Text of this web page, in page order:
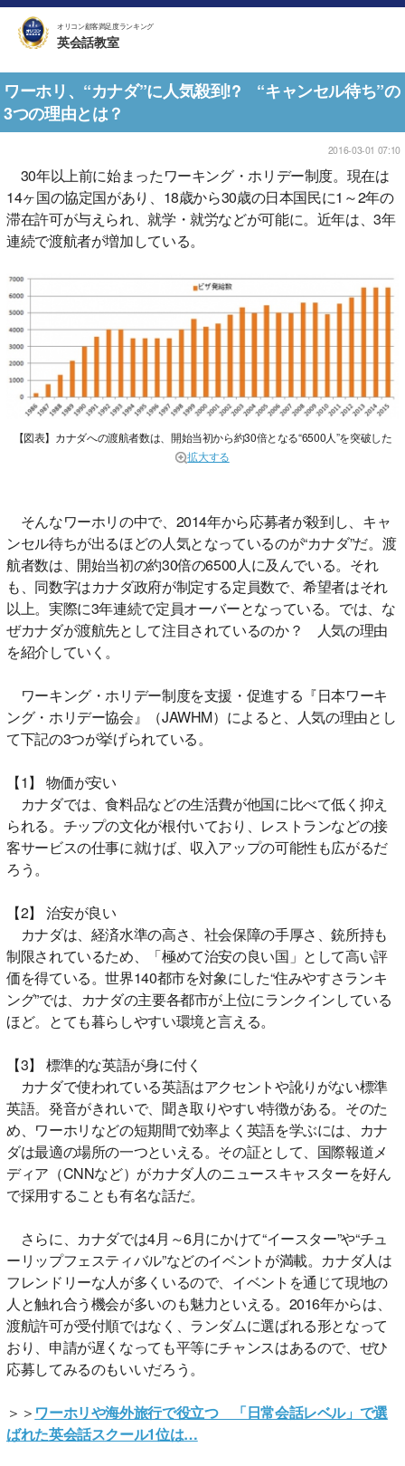
オリコン顧客満足度ランキング
英会話教室
ワーホリ、“カナダ”に人気殺到!? “キャンセル待ち”の
3つの理由とは？
2016-03-01 07:10
30年以上前に始まったワーキング・ホリデー制度。現在は
14ヶ国の協定国があり、18歳から30歳の日本国民に1～2年の
滞在許可が与えられ、就学・就労などが可能に。近年は、3年
連続で渡航者が増加している。
【図表】カナダへの渡航者数は、開始当初から約30倍となる“6500人”を突破した
拡大する
そんなワーホリの中で、2014年から応募者が殺到し、キャ
ンセル待ちが出るほどの人気となっているのが“カナダ”だ。渡
航者数は、開始当初の約30倍の6500人に及んでいる。それ
も、同数字はカナダ政府が制定する定員数で、希望者はそれ
以上。実際に3年連続で定員オーバーとなっている。では、な
ぜカナダが渡航先として注目されているのか？ 人気の理由
を紹介していく。
ワーキング・ホリデー制度を支援・促進する『日本ワーキ
ング・ホリデー協会』（JAWHM）によると、人気の理由とし
て下記の3つが挙げられている。
【1】 物価が安い
カナダでは、食料品などの生活費が他国に比べて低く抑え
られる。チップの文化が根付いており、レストランなどの接
客サービスの仕事に就けば、収入アップの可能性も広がるだ
ろう。
【2】 治安が良い
カナダは、経済水準の高さ、社会保障の手厚さ、銃所持も
制限されているため、「極めて治安の良い国」として高い評
価を得ている。世界140都市を対象にした“住みやすさランキ
ング”では、カナダの主要各都市が上位にランクインしている
ほど。とても暮らしやすい環境と言える。
【3】 標準的な英語が身に付く
カナダで使われている英語はアクセントや訛りがない標準
英語。発音がきれいで、聞き取りやすい特徴がある。そのた
め、ワーホリなどの短期間で効率よく英語を学ぶには、カナ
ダは最適の場所の一つといえる。その証として、国際報道メ
ディア（CNNなど）がカナダ人のニュースキャスターを好ん
で採用することも有名な話だ。
さらに、カナダでは4月～6月にかけて“イースター”や“チュ
ーリップフェスティバル”などのイベントが満載。カナダ人は
フレンドリーな人が多くいるので、イベントを通じて現地の
人と触れ合う機会が多いのも魅力といえる。2016年からは、
渡航許可が受付順ではなく、ランダムに選ばれる形となって
おり、申請が遅くなっても平等にチャンスはあるので、ぜひ
応募してみるのもいいだろう。
＞＞ ワーホリや海外旅行で役立つ 「日常会話レベル」で選
ばれた英会話スクール1位は…